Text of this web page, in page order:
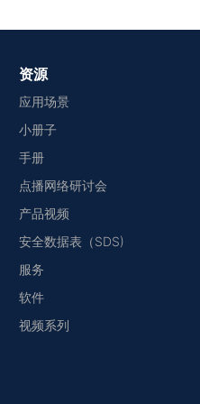
资源
应用场景
小册子
手册
点播网络研讨会
产品视频
安全数据表（SDS)
服务
软件
视频系列